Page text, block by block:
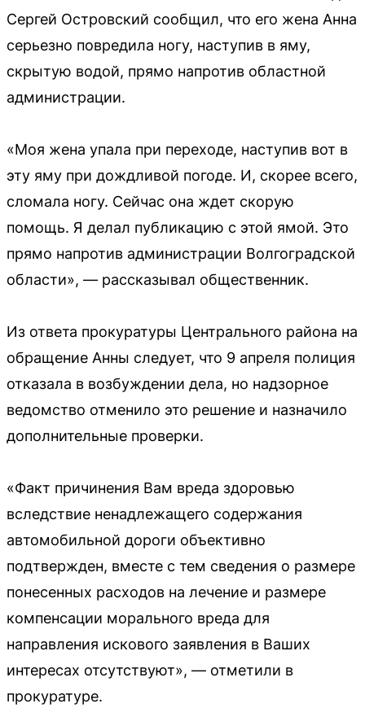
Сергей Островский сообщил, что его жена Анна
серьезно повредила ногу, наступив в яму,
скрытую водой, прямо напротив областной
администрации.
«Моя жена упала при переходе, наступив вот в
эту яму при дождливой погоде. И, скорее всего,
сломала ногу. Сейчас она ждет скорую
помощь. Я делал публикацию с этой ямой. Это
прямо напротив администрации Волгоградской
области», — рассказывал общественник.
Из ответа прокуратуры Центрального района на
обращение Анны следует, что 9 апреля полиция
отказала в возбуждении дела, но надзорное
ведомство отменило это решение и назначило
дополнительные проверки.
«Факт причинения Вам вреда здоровью
вследствие ненадлежащего содержания
автомобильной дороги объективно
подтвержден, вместе с тем сведения о размере
понесенных расходов на лечение и размере
компенсации морального вреда для
направления искового заявления в Ваших
интересах отсутствуют», — отметили в
прокуратуре.